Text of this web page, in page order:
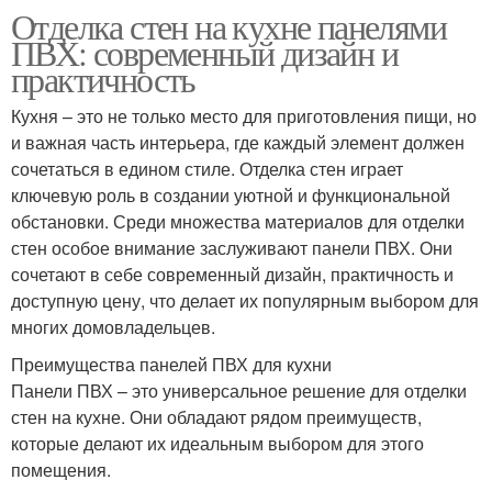
Отделка стен на кухне панелями
ПВХ: современный дизайн и
практичность
Кухня – это не только место для приготовления пищи, но
и важная часть интерьера, где каждый элемент должен
сочетаться в едином стиле. Отделка стен играет
ключевую роль в создании уютной и функциональной
обстановки. Среди множества материалов для отделки
стен особое внимание заслуживают панели ПВХ. Они
сочетают в себе современный дизайн, практичность и
доступную цену, что делает их популярным выбором для
многих домовладельцев.
Преимущества панелей ПВХ для кухни
Панели ПВХ – это универсальное решение для отделки
стен на кухне. Они обладают рядом преимуществ,
которые делают их идеальным выбором для этого
помещения.